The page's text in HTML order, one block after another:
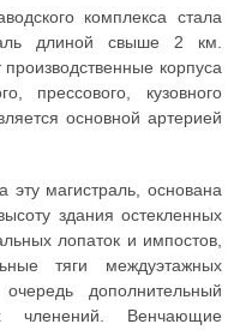
комплекса стала
длиной свыше 2 км.
корпуса
прессового, кузовного
основной артерией
магистраль, основана
здания остекленных
лопаток и импостов,
тяги междуэтажных
дополнительный
членений. Венчающие